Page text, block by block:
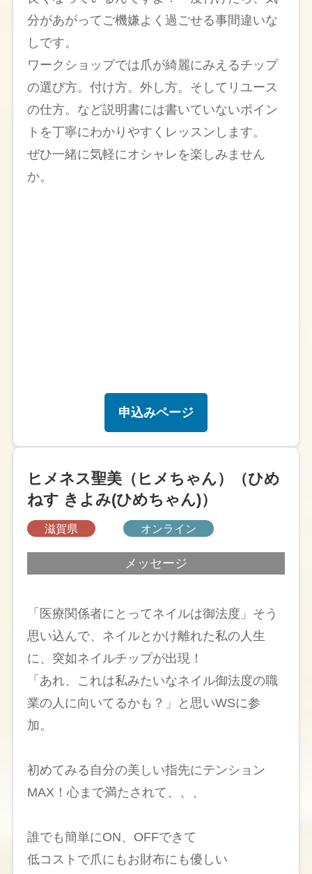
分があがってご機嫌よく過ごせる事間違いな
しです。
ワークショップでは爪が綺麗にみえるチップ
の選び方。付け方。外し方。そしてリユース
の仕方。など説明書には書いていないポイン
トを丁寧にわかりやすくレッスンします。
ぜひ一緒に気軽にオシャレを楽しみません
か。
申込みページ
ヒメネス聖美（ヒメちゃん）（ひめ
ねす きよみ(ひめちゃん)）
滋賀県 オンライン
メッセージ
「医療関係者にとってネイルは御法度」そう
思い込んで、ネイルとかけ離れた私の人生
に、突如ネイルチップが出現！
「あれ、これは私みたいなネイル御法度の職
業の人に向いてるかも？」と思いWSに参
加。
初めてみる自分の美しい指先にテンション
MAX！心まで満たされて、、、
誰でも簡単にON、OFFできて
低コストで爪にもお財布にも優しい